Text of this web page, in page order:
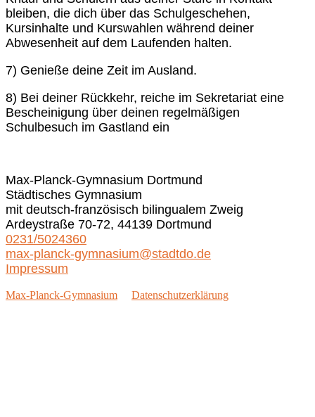
bleiben, die dich über das Schulgeschehen,
Kursinhalte und Kurswahlen während deiner
Abwesenheit auf dem Laufenden halten.
7) Genieße deine Zeit im Ausland.
8) Bei deiner Rückkehr, reiche im Sekretariat eine
Bescheinigung über deinen regelmäßigen
Schulbesuch im Gastland ein
Max-Planck-Gymnasium Dortmund
Städtisches Gymnasium
mit deutsch-französisch bilingualem Zweig
Ardeystraße 70-72, 44139 Dortmund
0231/5024360
max-planck-gymnasium@stadtdo.de
Impressum
Max-Planck-Gymnasium Datenschutzerklärung